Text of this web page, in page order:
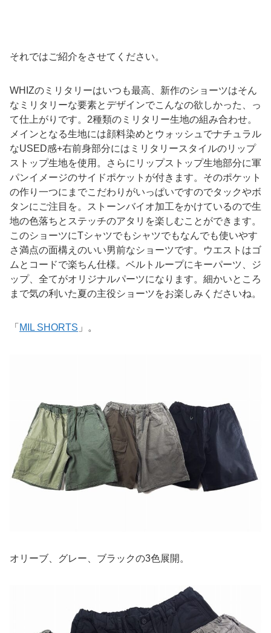
それではご紹介をさせてください。
WHIZのミリタリーはいつも最高、新作のショーツはそん
なミリタリーな要素とデザインでこんなの欲しかった、っ
て仕上がりです。2種類のミリタリー生地の組み合わせ。
メインとなる生地には顔料染めとウォッシュでナチュラル
なUSED感+右前身部分にはミリタリースタイルのリップ
ストップ生地を使用。さらにリップストップ生地部分に軍
パンイメージのサイドポケットが付きます。そのポケット
の作り一つにまでこだわりがいっぱいですのでタックやボ
タンにご注目を。ストーンバイオ加工をかけているので生
地の色落ちとステッチのアタリを楽しむことができます。
このショーツにTシャツでもシャツでもなんでも使いやす
さ満点の面構えのいい男前なショーツです。ウエストはゴ
ムとコードで楽ちん仕様。ベルトループにキーパーツ、ジ
ップ、全てがオリジナルパーツになります。細かいところ
まで気の利いた夏の主役ショーツをお楽しみくださいね。
「 MIL SHORTS 」。
オリーブ、グレー、ブラックの3色展開。